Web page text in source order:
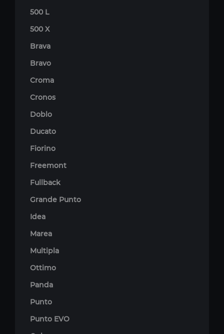
500 L
500 X
Brava
Bravo
Croma
Cronos
Doblo
Ducato
Fiorino
Freemont
Fullback
Grande Punto
Idea
Marea
Multipla
Ottimo
Panda
Punto
Punto EVO